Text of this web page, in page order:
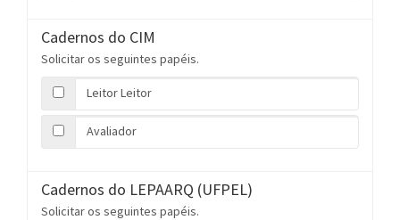
Cadernos do CIM
Solicitar os seguintes papéis.
Leitor Leitor
Avaliador
Cadernos do LEPAARQ (UFPEL)
Solicitar os seguintes papéis.